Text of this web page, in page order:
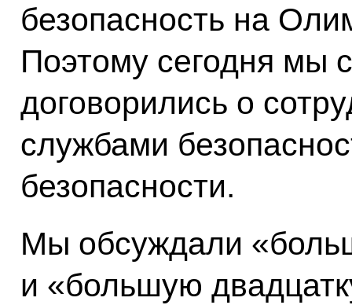
безопасность на
Поэтому сегодня мы
договорились о
службами
безопасности.
Мы обсуждали
и «большую